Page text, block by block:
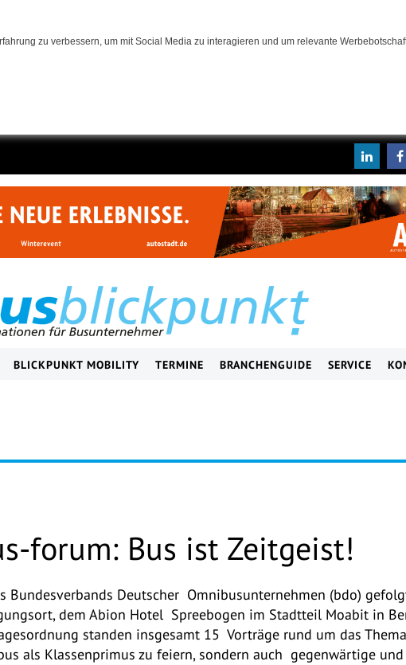
zu verbessern, um mit Social Media zu interagieren und um relevante
BLICKPUNKT MOBILITY TERMINE BRANCHENGUIDE SERVICE
forum: Bus ist Zeitgeist!
Bundesverbands Deutscher Omnibusunternehmen (bdo)
dem Abion Hotel Spreebogen im Stadtteil Moabit in
standen insgesamt 15 Vorträge rund um das
als Klassenprimus zu feiern, sondern auch gegenwärtige